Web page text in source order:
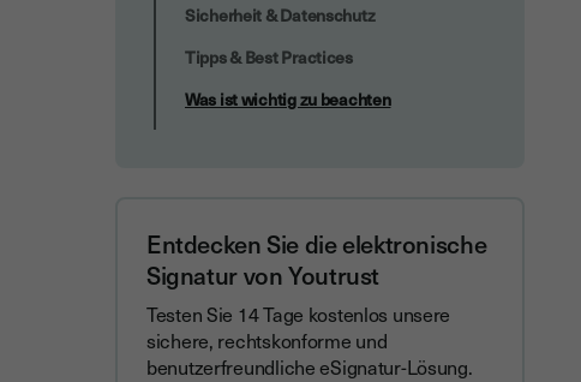
Sicherheit & Datenschutz
Tipps & Best Practices
Was ist wichtig zu beachten
Entdecken Sie die elektronische
Signatur von Youtrust
Testen Sie 14 Tage kostenlos unsere
sichere, rechtskonforme und
benutzerfreundliche eSignatur-Lösung.